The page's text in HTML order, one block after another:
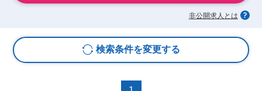
非公開求人とは
検索条件を変更する